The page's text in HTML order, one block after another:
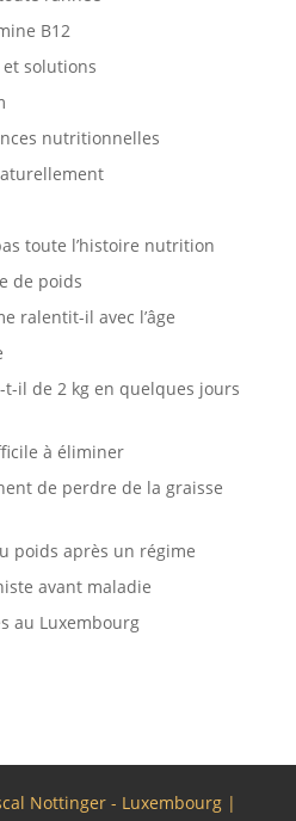
B12
et solutions
nutritionnelles
toute l’histoire nutrition
de poids
ralentit-il avec l’âge
il de 2 kg en quelques jours
à éliminer
de perdre de la graisse
poids après un régime
avant maladie
au Luxembourg
Nottinger - Luxembourg |